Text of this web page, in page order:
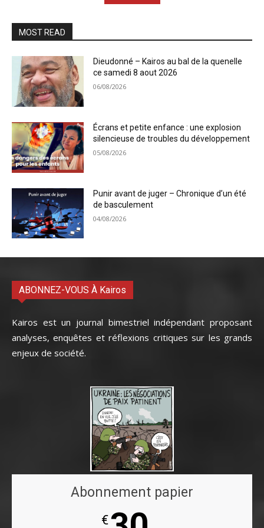
MOST READ
Dieudonné – Kairos au bal de la quenelle
ce samedi 8 aout 2026
06/08/2026
Écrans et petite enfance : une explosion
silencieuse de troubles du développement
05/08/2026
Punir avant de juger – Chronique d’un été
de basculement
04/08/2026
ABONNEZ-VOUS À Kairos
Kairos est un journal bimestriel indépendant proposant
analyses, enquêtes et réflexions critiques sur les grands
enjeux de société.
Abonnement papier
€